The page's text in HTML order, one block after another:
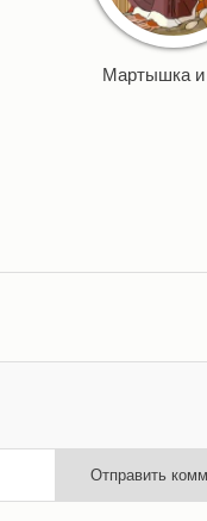
Мартышка и
Отправить